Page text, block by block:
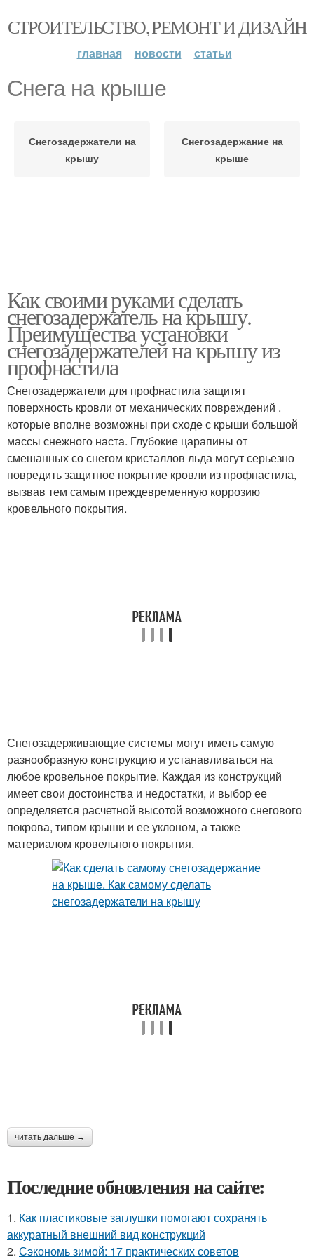
СТРОИТЕЛЬСТВО, РЕМОНТ И ДИЗАЙН
главная новости статьи
Снега на крыше
Снегозадержатели на
крышу
Снегозадержание на
крыше
Как своими руками сделать
снегозадержатель на крышу.
Преимущества установки
снегозадержателей на крышу из
профнастила
Снегозадержатели для профнастила защитят
поверхность кровли от механических повреждений .
которые вполне возможны при сходе с крыши большой
массы снежного наста. Глубокие царапины от
смешанных со снегом кристаллов льда могут серьезно
повредить защитное покрытие кровли из профнастила,
вызвав тем самым преждевременную коррозию
кровельного покрытия.
Снегозадерживающие системы могут иметь самую
разнообразную конструкцию и устанавливаться на
любое кровельное покрытие. Каждая из конструкций
имеет свои достоинства и недостатки, и выбор ее
определяется расчетной высотой возможного снегового
покрова, типом крыши и ее уклоном, а также
материалом кровельного покрытия.
читать дальше →
Последние обновления на сайте:
1. Как пластиковые заглушки помогают сохранять
аккуратный внешний вид конструкций
2. Сэкономь зимой: 17 практических советов